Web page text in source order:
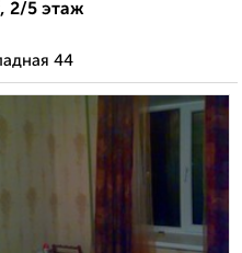
2/5 этаж
44